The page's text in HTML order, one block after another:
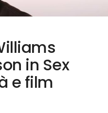
in Sex
e film